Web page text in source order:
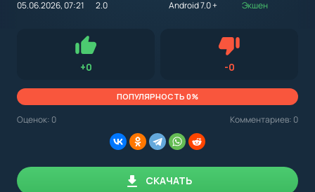
05.06.2026, 07:21
2.0
Android 7.0 +
устройство
с
указываем
минимальные
необходимые
Экшен
обращать внимание на установленную версию Android
OS. Мы указываем минимально необходимую версию для
+0Нравится -0Не нравится
ПОПУЛЯРНОСТЬ 0%
Оценок: 0 Комментариев: 0
СКАЧАТЬ